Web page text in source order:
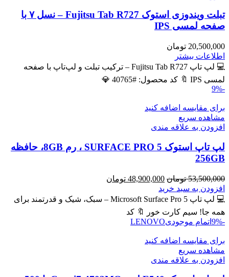
تبلت ویندوزی استوک Fujitsu Tab R727 – نسل ۷ با
صفحه لمسی IPS
20,500,000 تومان
اطلاعات بیشتر
💻 لپ تاپ Fujitsu Tab R727 – ترکیب تبلت و لپ‌تاپ با صفحه
لمسی IPS 🔖 کد محصول: #40765 💎
-9%
برای مقایسه اضافه کنید
مشاهده سریع
افزودن به علاقه مندی
لپ تاپ استوک SURFACE PRO 5 ، رم 8GB، حافظه
256GB
53,500,000 تومان قیمت
اصلی
53,500,000 تومان
48,900,000 تومان
48,900,000 تومان
افزودن به سبد خرید
💻 لپ تاپ Microsoft Surface Pro 5 – سبک، شیک و قدرتمند برای
همه جا! سیم کارت خور 🔖 کد
-9%
اتمام موجودیLENOVO
برای مقایسه اضافه کنید
مشاهده سریع
افزودن به علاقه مندی